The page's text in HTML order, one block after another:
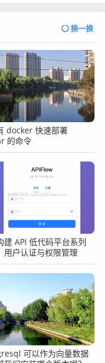
换一换
docker 快速部署
的命令
建 API 低代码平台系列
用户认证与权限管理
可以作为向量数据